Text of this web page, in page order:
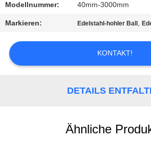
ZITAT
SITEMAP
Modellnummer: 40mm-3000mm
Markieren: Edelstahl-hohler Ball ,
KONTAKT!
DETAILS
Ähnliche